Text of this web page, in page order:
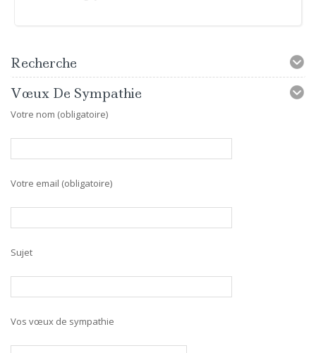
Recherche
Vœux De Sympathie
Votre nom (obligatoire)
Votre email (obligatoire)
Sujet
Vos vœux de sympathie